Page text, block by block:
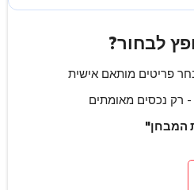
לבחור?
רק נכסים מאומתים
המבחן"